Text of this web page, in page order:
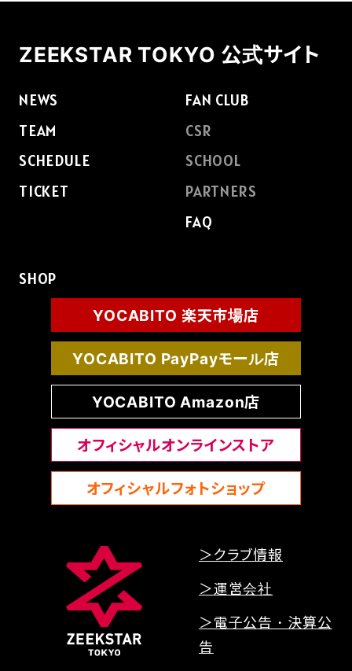
ZEEKSTAR TOKYO 公式サイト
NEWS
TEAM
SCHEDULE
TICKET
FAN CLUB
CSR
SCHOOL
PARTNERS
FAQ
SHOP
YOCABITO 楽天市場店
YOCABITO PayPayモール店
YOCABITO Amazon店
オフィシャルオンラインストア
オフィシャルフォトショップ
＞クラブ情報
＞運営会社
＞電子公告・決算公
告